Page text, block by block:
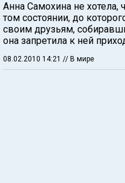
Анна Самохина не хотела,
том состоянии, до
своим друзьям,
она запретила к ней
08.02.2010 14:21 // В мире